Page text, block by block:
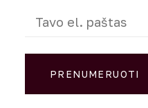
(Required)
PRENUMERUOTI